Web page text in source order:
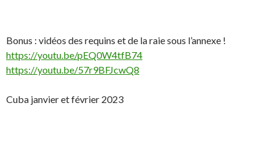
Bonus : vidéos des requins et de la raie sous l’annexe !
https://youtu.be/pEQ0W4tfB74
https://youtu.be/57r9BFJcwQ8
Cuba janvier et février 2023